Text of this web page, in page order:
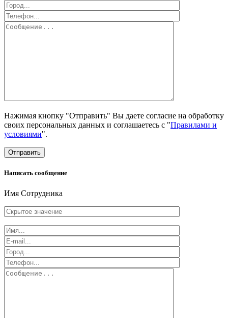
Нажимая кнопку "Отправить" Вы даете согласие на обработку
своих персональных данных и соглашаетесь с "Правилами и
условиями".
Отправить
Написать сообщение
Имя Сотрудника